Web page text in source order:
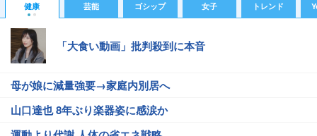
健康 芸能 ゴシップ 女子 トレンド
「大食い動画」批判殺到に本音
母が娘に減量強要→家庭内別居へ
山口達也 8年ぶり楽器姿に感涙か